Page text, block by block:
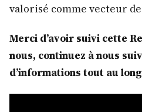
valorisé comme vecteur
Merci d’avoir suivi cette
nous, continuez à nous
d’informations tout au